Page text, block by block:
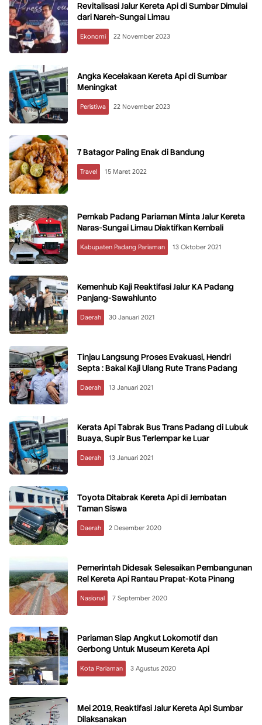
Revitalisasi Jalur Kereta Api di Sumbar Dimulai
dari Nareh-Sungai Limau
Ekonomi 22 November 2023
Angka Kecelakaan Kereta Api di Sumbar
Meningkat
Peristiwa 22 November 2023
7 Batagor Paling Enak di Bandung
Travel 15 Maret 2022
Pemkab Padang Pariaman Minta Jalur Kereta
Naras-Sungai Limau Diaktifkan Kembali
Kabupaten Padang Pariaman 13 Oktober 2021
Kemenhub Kaji Reaktifasi Jalur KA Padang
Panjang-Sawahlunto
Daerah 30 Januari 2021
Tinjau Langsung Proses Evakuasi, Hendri
Septa : Bakal Kaji Ulang Rute Trans Padang
Daerah 13 Januari 2021
Kerata Api Tabrak Bus Trans Padang di Lubuk
Buaya, Supir Bus Terlempar ke Luar
Daerah 13 Januari 2021
Toyota Ditabrak Kereta Api di Jembatan
Taman Siswa
Daerah 2 Desember 2020
Pemerintah Didesak Selesaikan Pembangunan
Rel Kereta Api Rantau Prapat-Kota Pinang
Nasional 7 September 2020
Pariaman Siap Angkut Lokomotif dan
Gerbong Untuk Museum Kereta Api
Kota Pariaman 3 Agustus 2020
Mei 2019, Reaktifasi Jalur Kereta Api Sumbar
Dilaksanakan